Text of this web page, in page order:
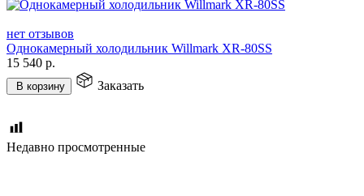
нет отзывов
Однокамерный холодильник Willmark XR-80SS
15 540 р.
В корзину Заказать
Недавно просмотренные